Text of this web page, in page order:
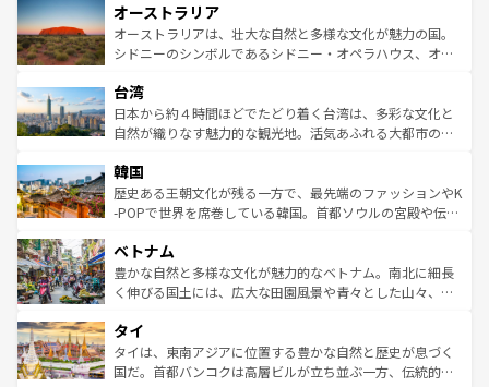
部のニューオーリンズでは、音楽と美食が融合した独特の
文化が魅力。旅行者はアメリカの各地域で異なる魅力を楽
しみながら、その多様性と豊かな歴史を感じることができ
ならではの贅沢な旅のスタイルだ。 なお、新着のアメリカ
情報はコンテンツ一覧を参照してほしい。
ワイ島は見逃せない。また、定番の観光地といえばオアフ
島だが、静かな自然を求めるならマウイ島やカウアイ島が
おすすめ。エメラルドグリーンに輝く海をはじめ、豊かな
れるおもてなしの心で訪れる人々を迎えてくれるハワイの
人々、おいしいローカルフードやハワイアンミュージッ
ク、伝統的なフラダンスなど、すべてがハワイの魅力を彩
ワイを、存分に味わってほしい。 なお、新着のハワイ情報
はコンテンツ一覧を参照してほしい。
オーストラリア
オーストラリアは、壮大な自然と多様な文化が魅力の国。
シドニーのシンボルであるシドニー・オペラハウス、オー
リアリーフや大陸中央部にそびえるウルル（エアーズロッ
ク）、タスマニアの美しい原生林やケアンズの熱帯雨林な
ど、見どころがたくさん。また、カフェやワイン、オージ
いる。アクティビティも充実しており、サーフィンやダイ
ビング、ハイキングなど、アウトドア好きにはたまらな
い。オーストラリアの多彩な魅力を存分に味わいつくそ
参照してほしい。
台湾
日本から約４時間ほどでたどり着く台湾は、多彩な文化と
自然が織りなす魅力的な観光地。活気あふれる大都市の台
ン）、静ひつな山岳地帯である台湾東部など、都市の喧騒
と山間の静けさが共存しており、訪れる人に新しい発見と
驚きをもたらしてくれる。また、奥深い台湾の食文化も魅
容にもいいと評判のスイーツなど、バラエティ豊かな料理
が味わえる。 なお、新着の台湾情報は コンテンツ一覧を参
照してほしい。
韓国
歴史ある王朝文化が残る一方で、最先端のファッションやK
-POPで世界を席巻している韓国。首都ソウルの宮殿や伝統
き、地方に足を延ばせば四季折々の自然美を楽しむことが
できる。そして、キムチや焼肉、絶品のストリートフード
まで、さまざまな韓国料理が待っている。夜には、韓国な
リティに包まれながら、韓国の多彩な魅力を心ゆくまで味
わってみてほしい。 なお、新着の韓国情報はコンテンツ一
覧を参照してほしい。
ベトナム
豊かな自然と多様な文化が魅力的なベトナム。南北に細長
く伸びる国土には、広大な田園風景や青々とした山々、世
急速な発展と共に伝統が息づく。ハノイの古い町並みやホ
ーチミン市のフランス統治時代の建物も、独特の雰囲気を
醸し出している。また、バラエティの豊かさとおいしさで
タイ
タイは、東南アジアに位置する豊かな自然と歴史が息づく
国だ。首都バンコクは高層ビルが立ち並ぶ一方、伝統的な